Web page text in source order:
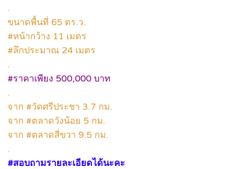
.
ขนาดพื้นที่ 65 ตร.ว.
#หน้ากว้าง 11 เมตร
#ลึกประมาณ 24 เมตร
.
#ราคาเพียง 500,000 บาท
.
จาก #วัดศรีประชา 3.7 กม.
จาก #ตลาดวังน้อย 5 กม.
จาก #ตลาดสี่ขวา 9.5 กม.
.
#สอบถามรายละเอียดได้นะคะ